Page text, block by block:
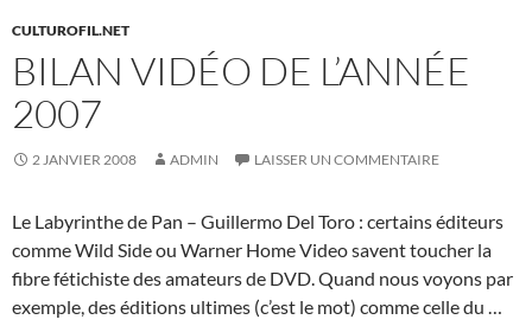
CULTUROFIL.NET
BILAN VIDÉO DE L’ANNÉE
2007
2 JANVIER 2008 ADMIN LAISSER UN COMMENTAIRE
Le Labyrinthe de Pan – Guillermo Del Toro : certains éditeurs
comme Wild Side ou Warner Home Video savent toucher la
fibre fétichiste des amateurs de DVD. Quand nous voyons par
exemple, des éditions ultimes (c’est le mot) comme celle du …